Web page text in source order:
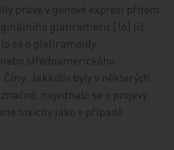
právě v genové expresi přitom
glatirameru [16] již
se o glatiramoidy
středoamerického
Jakkoliv byly v některých
nejednalo se o projevy
toxicity jako v případě